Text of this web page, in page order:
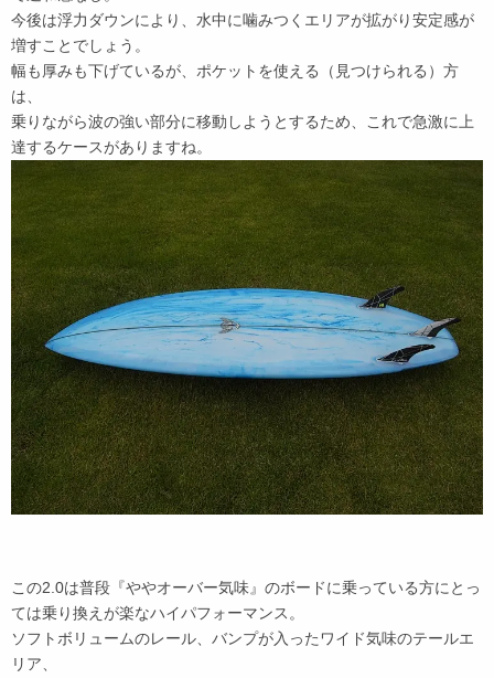
今後は浮力ダウンにより、水中に噛みつくエリアが拡がり安定感が
増すことでしょう。
幅も厚みも下げているが、ポケットを使える（見つけられる）方
は、
乗りながら波の強い部分に移動しようとするため、これで急激に上
達するケースがありますね。
この2.0は普段『ややオーバー気味』のボードに乗っている方にとっ
ては乗り換えが楽なハイパフォーマンス。
ソフトボリュームのレール、バンプが入ったワイド気味のテールエ
リア、